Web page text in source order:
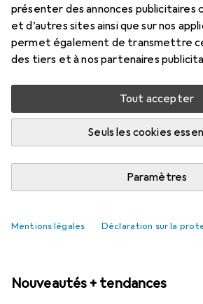
présenter des annonces publicitaires
et d’autres sites ainsi que sur nos
permet également de transmettre
des tiers et à nos partenaires
Tout accepter
Seuls les cookies
Paramètres
Mentions légales Déclaration sur la
Apple supprime la prise
disques chiffrés dans le
fichiers HFS+
Samuel Buchmann 89 likes
89 8
Nouveautés + tendances